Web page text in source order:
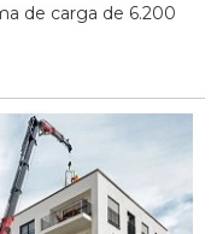
de carga de 6.200